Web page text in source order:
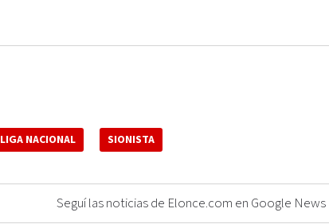
LIGA NACIONAL SIONISTA
Seguí las noticias de Elonce.com en Google News